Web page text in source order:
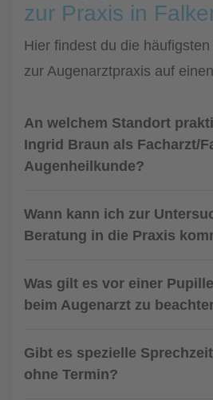
zur Praxis in
Hier findest du die
zur Augenarztpraxis auf
An welchem Standort
Ingrid Braun als Facharzt/
Augenheilkunde?
Wann kann ich zur
Beratung in die Praxis
Was gilt es vor einer
beim Augenarzt zu
Gibt es spezielle
ohne Termin?